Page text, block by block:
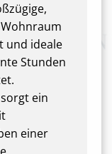
und ideale
Stunden
ein
einer